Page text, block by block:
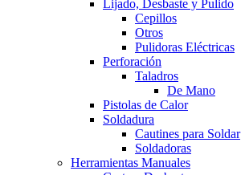
Lijado, Desbaste y Pulido
Cepillos
Otros
Pulidoras Eléctricas
Perforación
Taladros
De Mano
Pistolas de Calor
Soldadura
Cautines para Soldar
Soldadoras
Herramientas Manuales